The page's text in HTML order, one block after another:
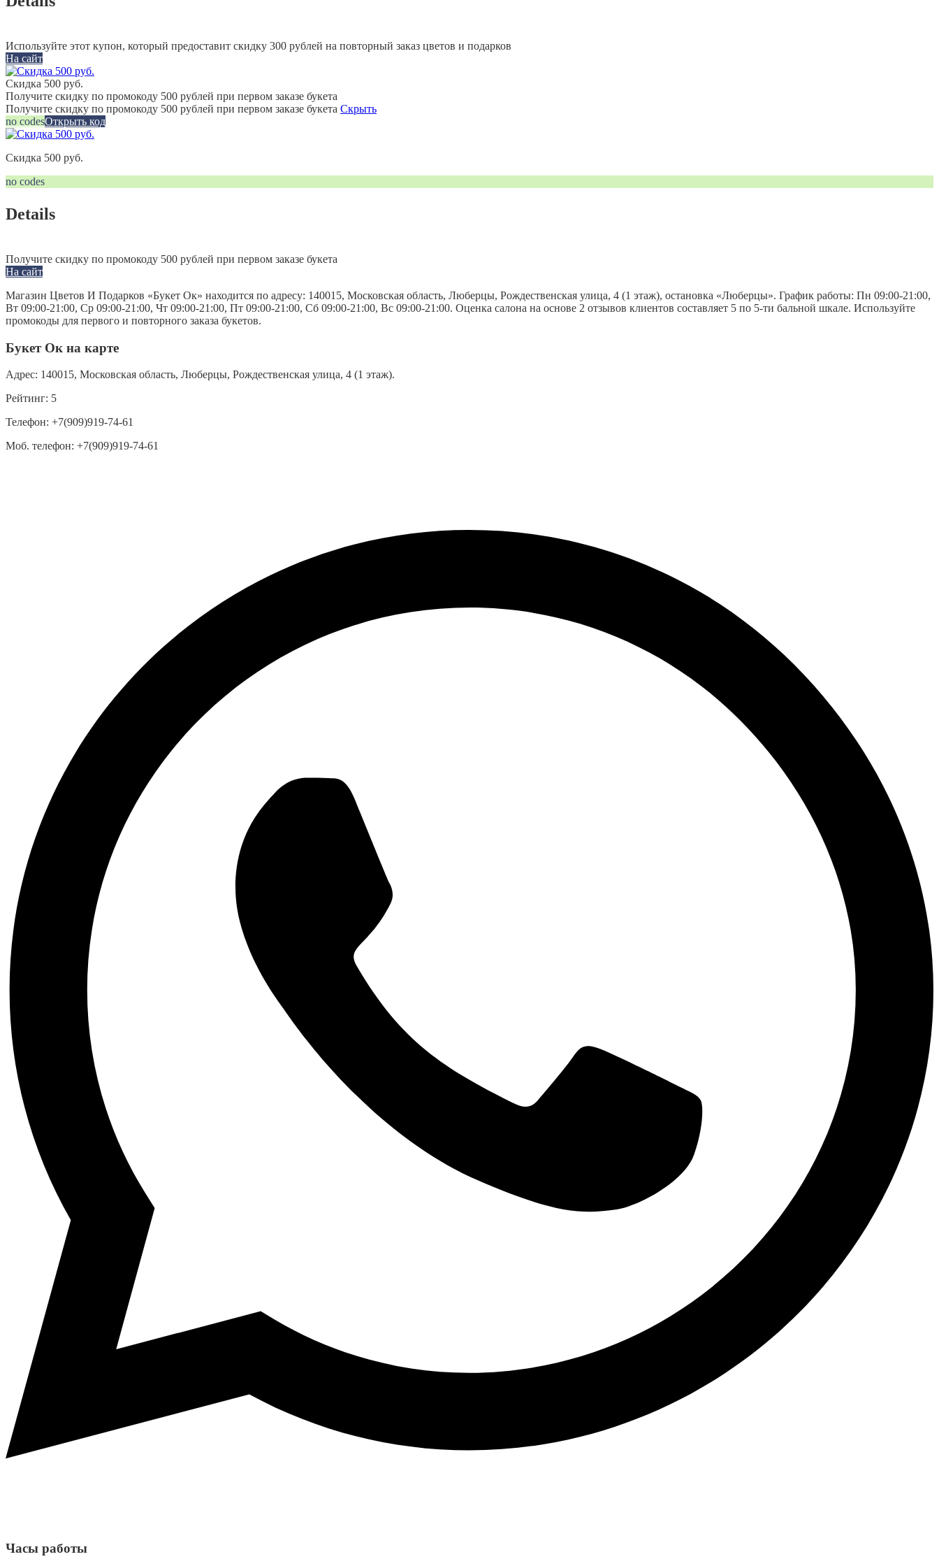
Используйте этот купон, который предоставит скидку 300 рублей на повторный заказ цветов и подарков
На сайт
Скидка 500 руб.
Получите скидку по промокоду 500 рублей при первом заказе букета
Получите скидку по промокоду 500 рублей при первом заказе букета Скрыть
no codesОткрыть код
Скидка 500 руб.
no codes
Details
Получите скидку по промокоду 500 рублей при первом заказе букета
На сайт
Магазин Цветов И Подарков «Букет Ок» находится по адресу: 140015, Московская область, Люберцы, Рождественская улица, 4 (1 этаж), остановка «Люберцы». График работы: Пн 09:00-21:00,
Вт 09:00-21:00, Ср 09:00-21:00, Чт 09:00-21:00, Пт 09:00-21:00, Сб 09:00-21:00, Вс 09:00-21:00. Оценка салона на основе 2 отзывов клиентов составляет 5 по 5-ти бальной шкале. Используйте
промокоды для первого и повторного заказа букетов.
Букет Ок на карте
Адрес: 140015, Московская область, Люберцы, Рождественская улица, 4 (1 этаж).
Рейтинг: 5
Телефон: +7(909)919-74-61
Моб. телефон: +7(909)919-74-61
Часы работы